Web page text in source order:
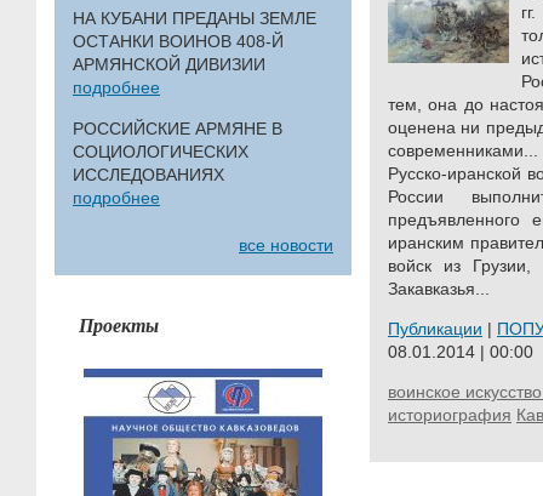
НА КУБАНИ ПРЕДАНЫ ЗЕМЛЕ
ОСТАНКИ ВОИНОВ 408-Й
АРМЯНСКОЙ ДИВИЗИИ
подробнее
РОССИЙСКИЕ АРМЯНЕ В
СОЦИОЛОГИЧЕСКИХ
ИССЛЕДОВАНИЯХ
подробнее
все новости
Проекты
тем, она до
оценена ни
Русско-иранской
России
иранским
войск из
Закавказья...
Публикации |
08.01.2014 | 00:00
воинское
историография